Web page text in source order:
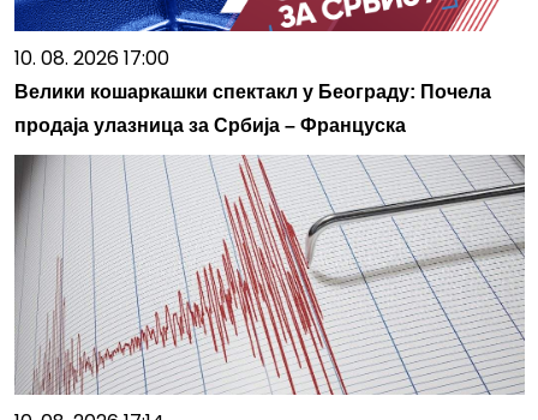
10. 08. 2026 17:00
Велики кошаркашки спектакл у Београду: Почела
продаја улазница за Србија – Француска